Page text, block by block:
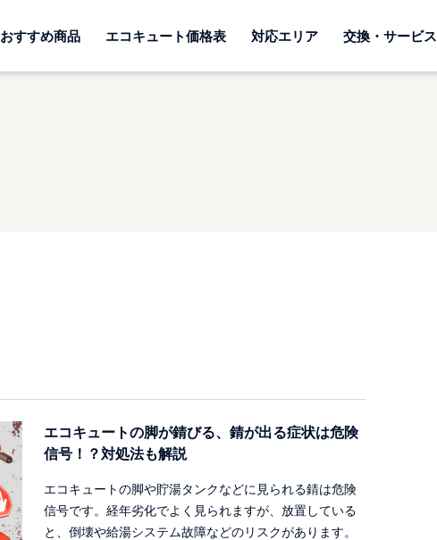
おすすめ商品 エコキュート価格表 対応エリア 交換・サービス
エコキュートの脚が錆びる、錆が出る症状は危険
信号！？対処法も解説
エコキュートの脚や貯湯タンクなどに見られる錆は危険
信号です。経年劣化でよく見られますが、放置している
と、倒壊や給湯システム故障などのリスクがあります。